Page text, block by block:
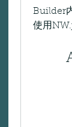
Builder
使用